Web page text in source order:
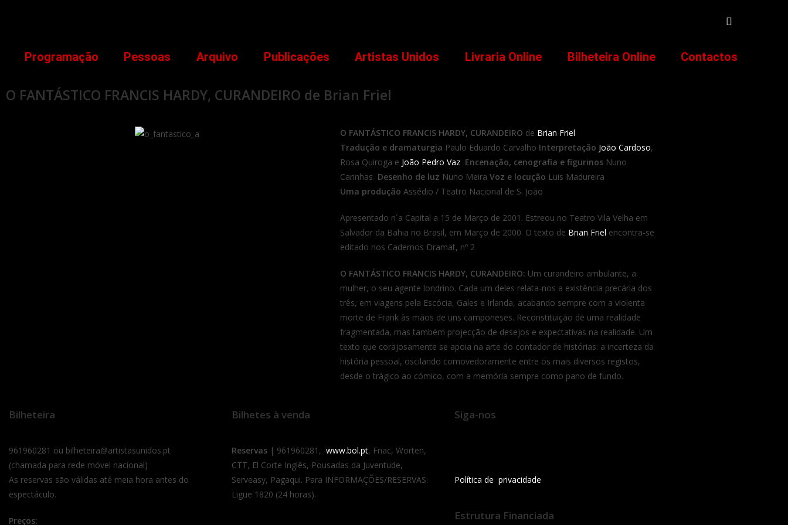
Programação Pessoas Arquivo Publicações Artistas Unidos Livraria Online Bilheteira Online Contactos
O FANTÁSTICO FRANCIS HARDY, CURANDEIRO de Brian Friel
O FANTÁSTICO FRANCIS HARDY, CURANDEIRO de Brian Friel
Tradução e dramaturgia Paulo Eduardo Carvalho Interpretação João Cardoso,
Rosa Quiroga e João Pedro Vaz Encenação, cenografia e figurinos Nuno
Carinhas Desenho de luz Nuno Meira Voz e locução Luis Madureira
Uma produção Assédio / Teatro Nacional de S. João
Apresentado n´a Capital a 15 de Março de 2001. Estreou no Teatro Vila Velha em
Salvador da Bahia no Brasil, em Março de 2000. O texto de Brian Friel encontra-se
editado nos Cadernos Dramat, nº 2
O FANTÁSTICO FRANCIS HARDY, CURANDEIRO: Um curandeiro ambulante, a
mulher, o seu agente londrino. Cada um deles relata-nos a existência precária dos
três, em viagens pela Escócia, Gales e Irlanda, acabando sempre com a violenta
morte de Frank às mãos de uns camponeses. Reconstituição de uma realidade
fragmentada, mas também projecção de desejos e expectativas na realidade. Um
texto que corajosamente se apoia na arte do contador de histórias: a incerteza da
história pessoal, oscilando comovedoramente entre os mais diversos registos,
desde o trágico ao cómico, com a memória sempre como pano de fundo.
Bilheteira
961960281 ou bilheteira@artistasunidos.pt
(chamada para rede móvel nacional)
As reservas são válidas até meia hora antes do
espectáculo.
Preços:
Bilhetes à venda
Reservas | 961960281, www.bol.pt, Fnac, Worten,
CTT, El Corte Inglês, Pousadas da Juventude,
Serveasy, Pagaqui. Para INFORMAÇÕES/RESERVAS:
Ligue 1820 (24 horas).
Siga-nos
Política de privacidade
Estrutura Financiada